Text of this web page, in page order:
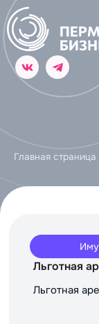
Главная страница
Льготная
Льготная